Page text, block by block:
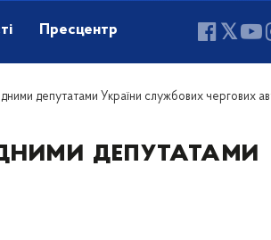
Пресцентр
депутатами України службових чергових
депутатами